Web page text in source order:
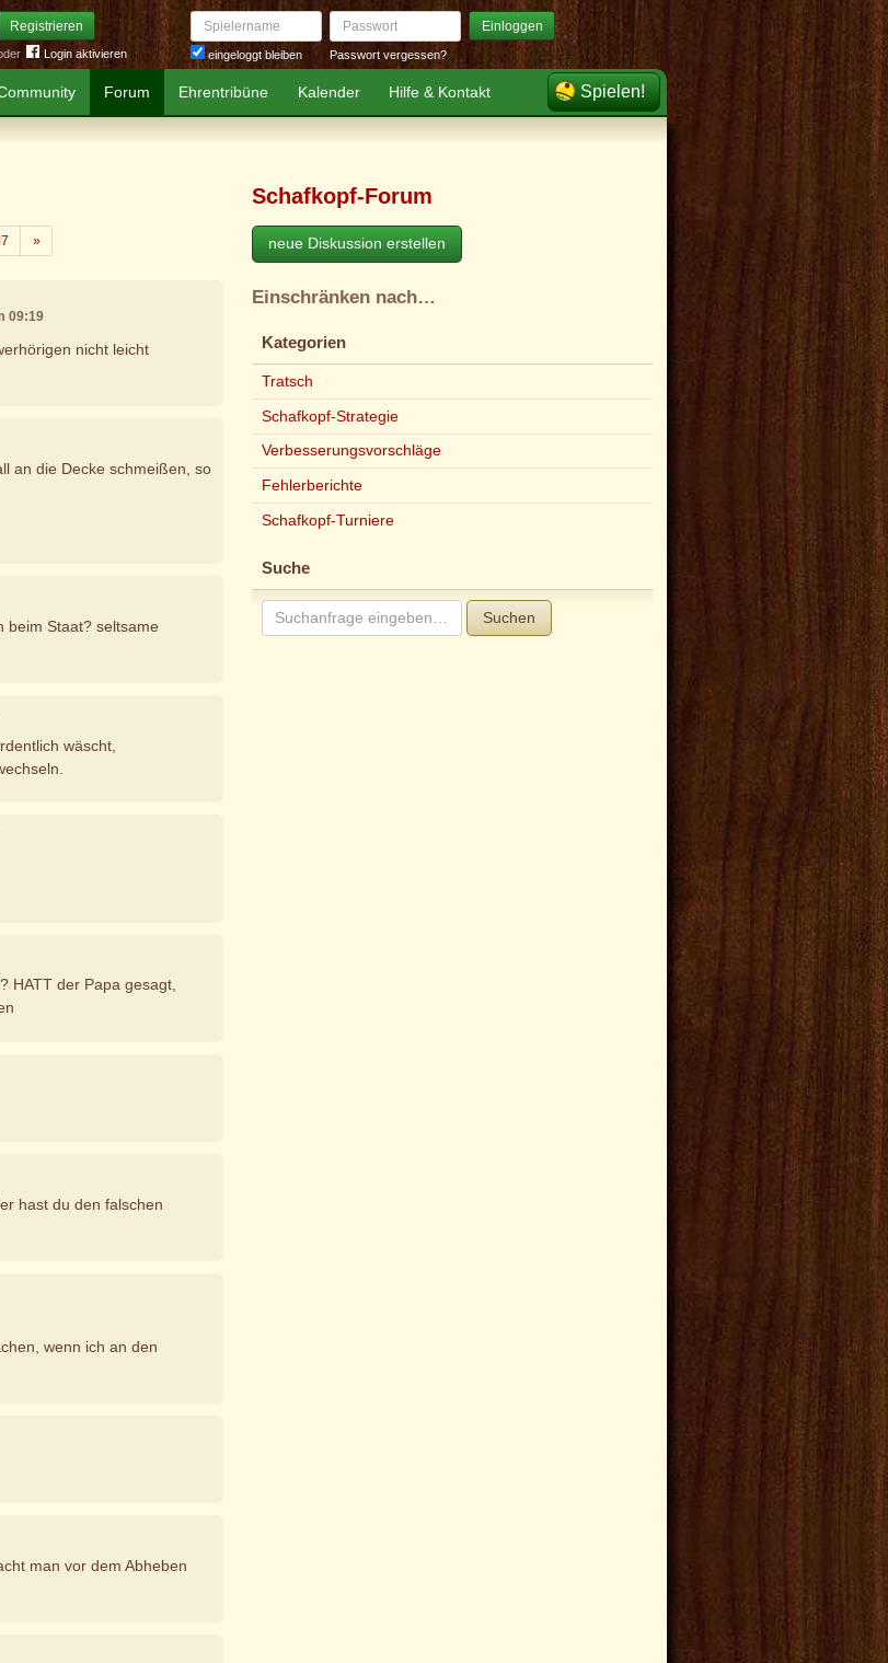
Registrieren
Login aktivieren
Spielername
eingeloggt bleiben
Passwort Einloggen
Passwort vergessen?
Forum Ehrentribüne Kalender Hilfe & Kontakt Spielen!
»Weiter
09:19
nicht leicht
an die Decke schmeißen, so
beim Staat? seltsame
wäscht,
HATT der Papa gesagt,
hast du den falschen
wenn ich an den
man vor dem Abheben
Schafkopf-Forum
neue Diskussion erstellen
Einschränken nach…
Kategorien
Tratsch
Schafkopf-Strategie
Verbesserungsvorschläge
Fehlerberichte
Schafkopf-Turniere
Suche
Suchen